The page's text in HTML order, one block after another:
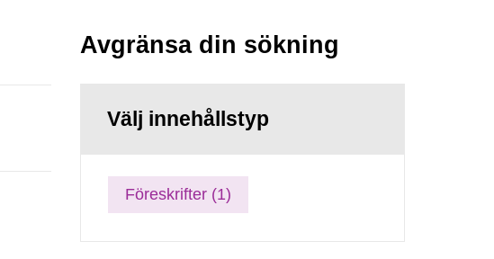
Avgränsa din sökning
Välj innehållstyp
Föreskrifter (1)